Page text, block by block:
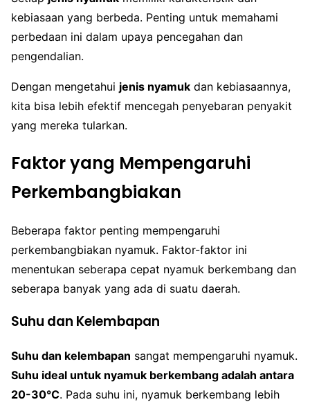
kebiasaan yang berbeda. Penting untuk memahami
perbedaan ini dalam upaya pencegahan dan
pengendalian.
Dengan mengetahui jenis nyamuk dan kebiasaannya,
kita bisa lebih efektif mencegah penyebaran penyakit
yang mereka tularkan.
Faktor yang Mempengaruhi
Perkembangbiakan
Beberapa faktor penting mempengaruhi
perkembangbiakan nyamuk. Faktor-faktor ini
menentukan seberapa cepat nyamuk berkembang dan
seberapa banyak yang ada di suatu daerah.
Suhu dan Kelembapan
Suhu dan kelembapan sangat mempengaruhi nyamuk.
Suhu ideal untuk nyamuk berkembang adalah antara
20-30°C. Pada suhu ini, nyamuk berkembang lebih